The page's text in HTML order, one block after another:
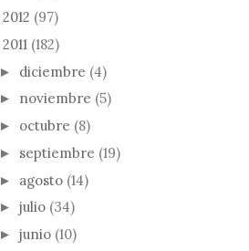
2012 (97)
2011 (182)
► diciembre (4)
► noviembre (5)
► octubre (8)
► septiembre (19)
► agosto (14)
► julio (34)
► junio (10)